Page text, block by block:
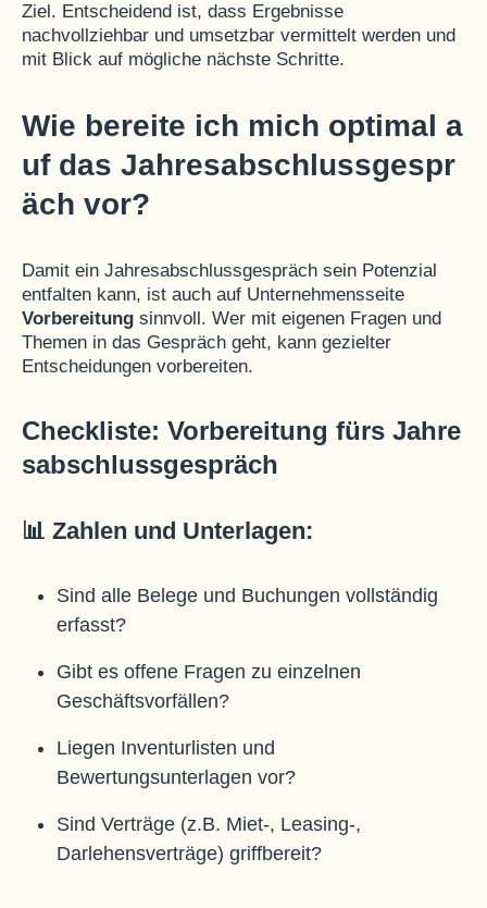
Ziel. Entscheidend ist, dass Ergebnisse
nachvollziehbar und umsetzbar vermittelt werden und
mit Blick auf mögliche nächste Schritte.
Wie bereite ich mich optimal a
uf das Jahresabschlussgespr
äch vor?
Damit ein Jahresabschlussgespräch sein Potenzial
entfalten kann, ist auch auf Unternehmensseite
Vorbereitung sinnvoll. Wer mit eigenen Fragen und
Themen in das Gespräch geht, kann gezielter
Entscheidungen vorbereiten.
Checkliste: Vorbereitung fürs Jahre
sabschlussgespräch
📊 Zahlen und Unterlagen:
Sind alle Belege und Buchungen vollständig
erfasst?
Gibt es offene Fragen zu einzelnen
Geschäftsvorfällen?
Liegen Inventurlisten und
Bewertungsunterlagen vor?
Sind Verträge (z.B. Miet-, Leasing-,
Darlehensverträge) griffbereit?